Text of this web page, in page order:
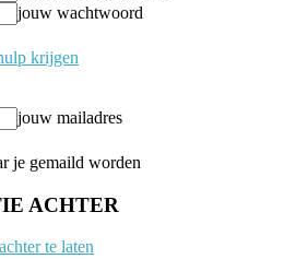
jouw wachtwoord
krijgen
jouw mailadres
je gemaild worden
ACHTER
te laten